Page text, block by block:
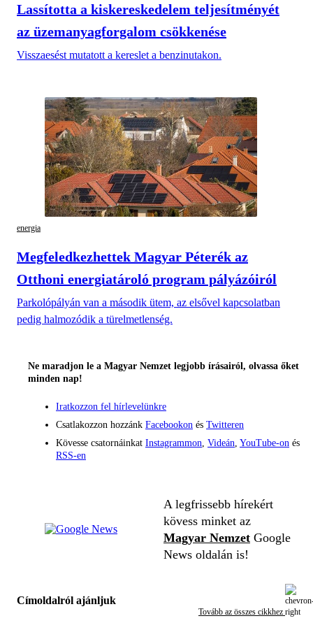
Lassította a kiskereskedelem teljesítményét
az üzemanyagforgalom csökkenése
Visszaesést mutatott a kereslet a benzinutakon.
energia
Megfeledkezhettek Magyar Péterék az
Otthoni energiatároló program pályázóiról
Parkolópályán van a második ütem, az elsővel kapcsolatban
pedig halmozódik a türelmetlenség.
Ne maradjon le a Magyar Nemzet legjobb írásairól, olvassa őket
minden nap!
Iratkozzon fel hírlevelünkre
Csatlakozzon hozzánk Facebookon és Twitteren
Kövesse csatornáinkat Instagrammon Videán YouTube-on és
RSS-en
A legfrissebb hírekért
kövess minket az
Magyar Nemzet Google
News oldalán is!
Címoldalról ajánljuk
Tovább az összes cikkhez